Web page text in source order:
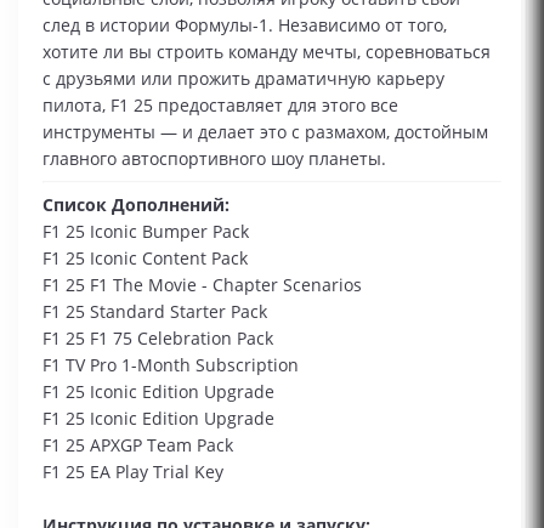
след в истории Формулы-1. Независимо от того,
хотите ли вы строить команду мечты, соревноваться
с друзьями или прожить драматичную карьеру
пилота, F1 25 предоставляет для этого все
инструменты — и делает это с размахом, достойным
главного автоспортивного шоу планеты.
Список Дополнений:
F1 25 Iconic Bumper Pack
F1 25 Iconic Content Pack
F1 25 F1 The Movie - Chapter Scenarios
F1 25 Standard Starter Pack
F1 25 F1 75 Celebration Pack
F1 TV Pro 1-Month Subscription
F1 25 Iconic Edition Upgrade
F1 25 Iconic Edition Upgrade
F1 25 APXGP Team Pack
F1 25 EA Play Trial Key